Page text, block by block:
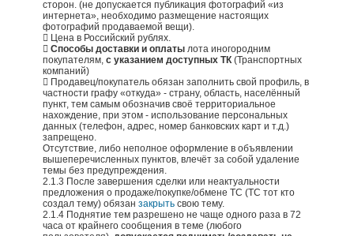
сторон. (не допускается публикация фотографий «из
интернета», необходимо размещение настоящих
фотографий продаваемой вещи).
 Цена в Российский рублях.
 Способы доставки и оплаты лота иногородним
покупателям, с указанием доступных ТК (Транспортных
компаний)
 Продавец/покупатель обязан заполнить свой профиль, в
частности графу «откуда» - страну, область, населённый
пункт, тем самым обозначив своё территориальное
нахождение, при этом - использование персональных
данных (телефон, адрес, номер банковских карт и т.д.)
запрещено.
Отсутствие, либо неполное оформление в объявлении
вышеперечисленных пунктов, влечёт за собой удаление
темы без предупреждения.
2.1.3 После завершения сделки или неактуальности
предложения о продаже/покупке/обмене ТС (ТС тот кто
создал тему) обязан закрыть свою тему.
2.1.4 Поднятие тем разрешено не чаще одного раза в 72
часа от крайнего сообщения в теме (любого